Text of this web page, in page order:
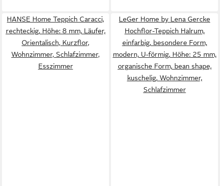
HANSE Home Teppich Caracci,
rechteckig, Höhe: 8 mm, Läufer,
Orientalisch, Kurzflor,
Wohnzimmer, Schlafzimmer,
Esszimmer
LeGer Home by Lena Gercke
Hochflor-Teppich Halrum,
einfarbig, besondere Form,
modern, U-förmig, Höhe: 25 mm,
organische Form, bean shape,
kuschelig, Wohnzimmer,
Schlafzimmer